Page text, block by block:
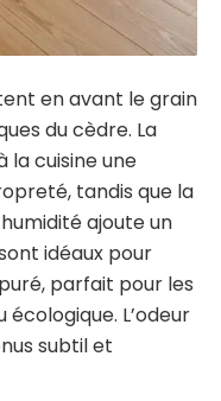
en avant le grain
du cèdre. La
la cuisine une
tandis que la
ajoute un
idéaux pour
parfait pour les
L’odeur
subtil et